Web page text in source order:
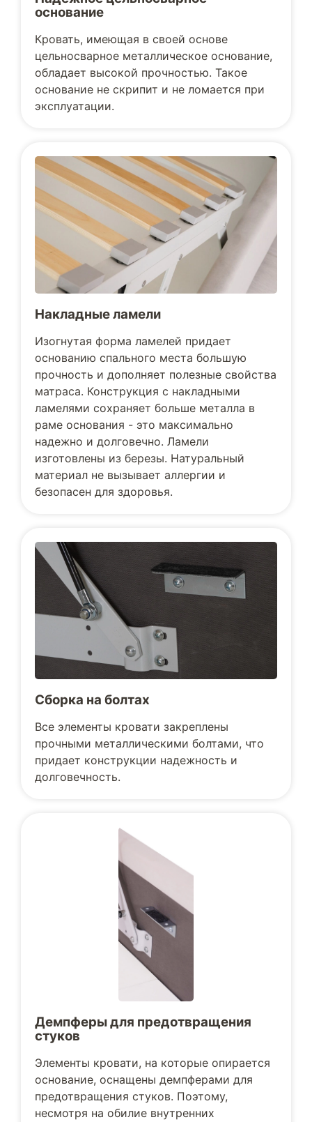
основание
Кровать, имеющая в своей основе
цельносварное металлическое основание,
обладает высокой прочностью. Такое
основание не скрипит и не ломается при
эксплуатации.
Накладные ламели
Изогнутая форма ламелей придает
основанию спального места большую
прочность и дополняет полезные свойства
матраса. Конструкция с накладными
ламелями сохраняет больше металла в
раме основания - это максимально
надежно и долговечно. Ламели
изготовлены из березы. Натуральный
материал не вызывает аллергии и
безопасен для здоровья.
Сборка на болтах
Все элементы кровати закреплены
прочными металлическими болтами, что
придает конструкции надежность и
долговечность.
Демпферы для предотвращения
стуков
Элементы кровати, на которые опирается
основание, оснащены демпферами для
предотвращения стуков. Поэтому,
несмотря на обилие внутренних